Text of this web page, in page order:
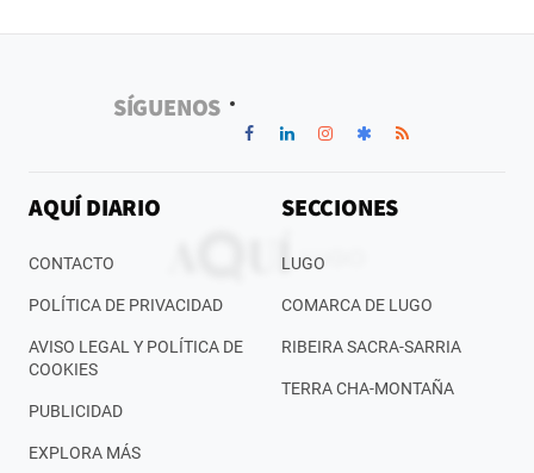
SÍGUENOS
AQUÍ DIARIO
CONTACTO
POLÍTICA DE PRIVACIDAD
AVISO LEGAL Y POLÍTICA DE
COOKIES
PUBLICIDAD
EXPLORA MÁS
SECCIONES
LUGO
COMARCA DE LUGO
RIBEIRA SACRA-SARRIA
TERRA CHA-MONTAÑA